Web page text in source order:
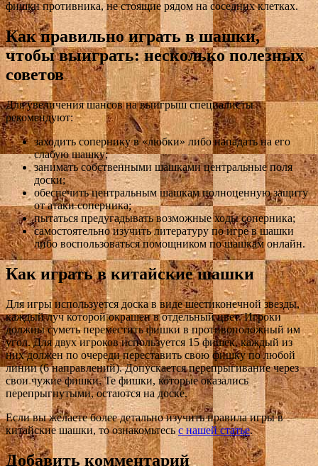
фишки противника, не стоящие рядом на соседних клетках.
Как правильно играть в шашки,
чтобы выиграть: несколько полезных
советов
Для увеличения шансов на выигрыш специалисты
рекомендуют:
заходить сопернику в «любки» либо нападать на его
слабую шашку;
занимать собственными шашками центральные поля
доски;
обеспечить центральным шашкам полноценную защиту
от атаки соперника;
пытаться предугадывать возможные ходы соперника;
самостоятельно изучить литературу по игре в шашки
либо воспользоваться помощником по шашкам онлайн.
Как играть в китайские шашки
Для игры используется доска в виде шестиконечной звезды,
каждый луч которой окрашен в отдельный цвет. Игроки
должны суметь переместить фишки в противоположный им
угол. Для двух игроков используется 15 фишек, каждый из
них должен по очереди переставить свою фишку по любой
линии (6 направлений). Допускается перепрыгивание через
свои чужие фишки. Те фишки, которые оказались
перепрыгнутыми, остаются на доске.
Если вы желаете более детально изучить правила игры в
китайские шашки, то ознакомьтесьс нашей статье.
Добавить комментарий